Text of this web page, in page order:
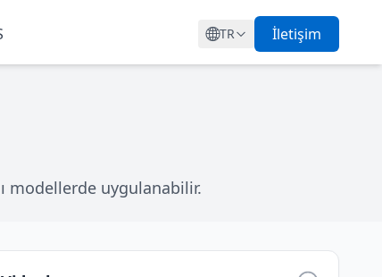
TR İletişim
modellerde uygulanabilir.